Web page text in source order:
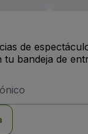
de
tu bandeja de